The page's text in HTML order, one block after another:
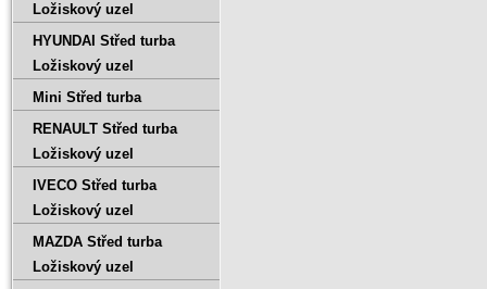
Ložiskový uzel
HYUNDAI Střed turba
Ložiskový uzel
Mini Střed turba
RENAULT Střed turba
Ložiskový uzel
IVECO Střed turba
Ložiskový uzel
MAZDA Střed turba
Ložiskový uzel